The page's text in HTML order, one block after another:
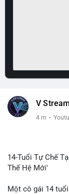
V Stream
4 m ·
14-Tuổi Tự Chế
Thế Hệ Mới'
Một cô gái 14